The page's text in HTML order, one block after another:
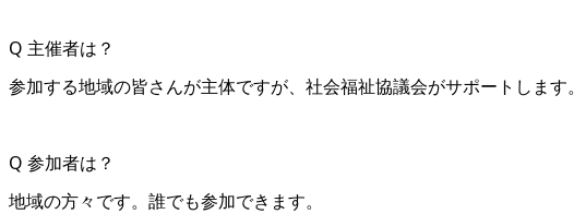
Q 主催者は？
参加する地域の皆さんが主体ですが、社会福祉協議会がサポートします。
Q 参加者は？
地域の方々です。誰でも参加できます。